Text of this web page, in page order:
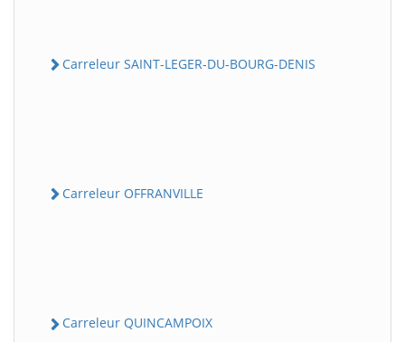
Carreleur SAINT-LEGER-DU-BOURG-DENIS
Carreleur OFFRANVILLE
Carreleur QUINCAMPOIX